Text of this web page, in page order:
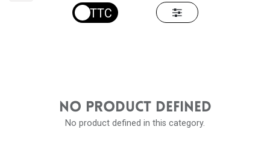
NO PRODUCT DEFINED
No product defined in this category.